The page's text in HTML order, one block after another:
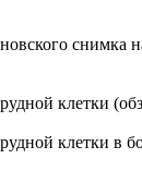
снимка
клетки
клетки в